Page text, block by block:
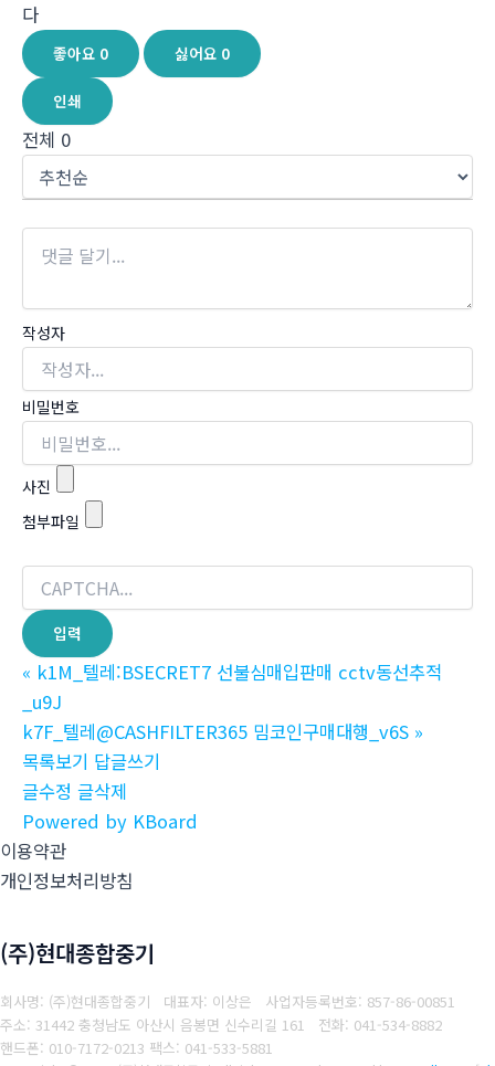
다
좋아요 0 싫어요 0
인쇄
전체 0
작성자
비밀번호
사진
첨부파일
« k1M_텔레:BSECRET7 선불심매입판매 cctv동선추적
_u9J
k7F_텔레@CASHFILTER365 밈코인구매대행_v6S »
목록보기 답글쓰기
글수정 글삭제
Powered by KBoard
이용약관
개인정보처리방침
(주)현대종합중기
회사명: (주)현대종합중기 대표자: 이상은 사업자등록번호: 857-86-00851
주소: 31442 충청남도 아산시 음봉면 신수리길 161 전화: 041-534-8882
핸드폰: 010-7172-0213 팩스: 041-533-5881